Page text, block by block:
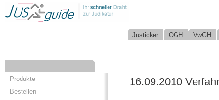
Justicker OGH VwGH
Produkte
Bestellen
16.09.2010